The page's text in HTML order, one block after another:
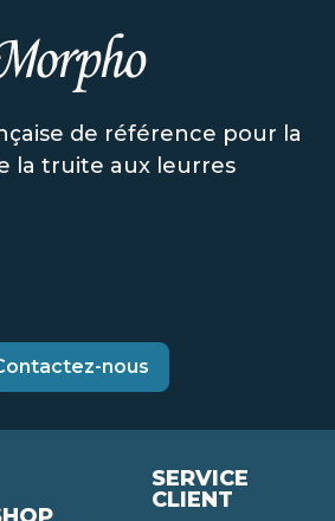
de référence pour la
la truite aux leurres
nous
SERVICE
CLIENT